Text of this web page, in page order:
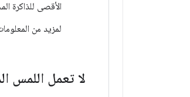
الأقصى للذاكرة
لمزيد من
لا تعمل اللمس